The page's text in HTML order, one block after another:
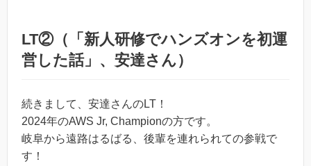
LT②（「新人研修でハンズオンを初運
営した話」、安達さん）
続きまして、安達さんのLT！
2024年のAWS Jr, Championの方です。
岐阜から遠路はるばる、後輩を連れられての参戦で
す！